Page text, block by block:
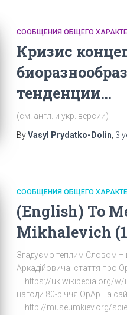
СООБЩЕНИЯ ОБЩЕГО
Кризис
тенденции…
(см. англ. и укр. версии)
ByVasyl Prydatko-Dolin 3
СООБЩЕНИЯ ОБЩЕГО
(English) To
Mikhalevich
Згадуємо теплим Словом –
Аркадійовича: стаття про
— https://uk.wikipedia.org/w/
нагоди 80-річчя ОрАр на
— http://museumkiev.org/